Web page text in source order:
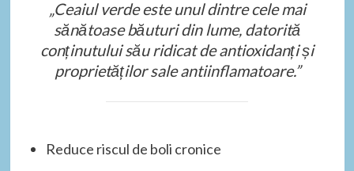
„Ceaiul verde este unul dintre cele mai
sănătoase băuturi din lume, datorită
conținutului său ridicat de antioxidanți și
proprietăților sale antiinflamatoare.”
Reduce riscul de boli cronice